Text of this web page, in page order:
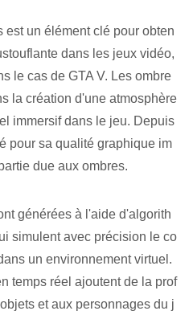
est un élément clé pour obten
dans les jeux vidéo,
le cas de GTA V. Les ombre
la création d'une atmosphère
immersif dans le jeu. Depuis
pour sa qualité graphique im
due aux ombres.
générées à l'aide d'algorith
simulent avec précision le co
un environnement virtuel.
temps réel ajoutent de la prof
et aux personnages du j